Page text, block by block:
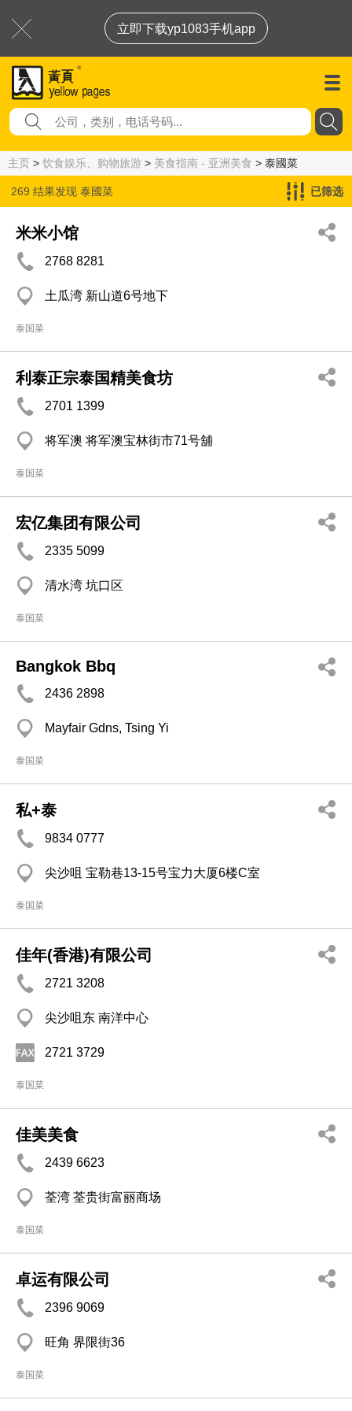
立即下载yp1083手机app
主页 > 饮食娱乐、购物旅游 > 美食指南 - 亚洲美食 > 泰國菜
269 结果发现 泰國菜 已筛选
米米小馆
2768 8281
土瓜湾 新山道6号地下
泰国菜
利泰正宗泰国精美食坊
2701 1399
将军澳 将军澳宝林街市71号舖
泰国菜
宏亿集团有限公司
2335 5099
清水湾 坑口区
泰国菜
Bangkok Bbq
2436 2898
Mayfair Gdns, Tsing Yi
泰国菜
私+泰
9834 0777
尖沙咀 宝勒巷13-15号宝力大厦6楼C室
泰国菜
佳年(香港)有限公司
2721 3208
尖沙咀东 南洋中心
2721 3729
泰国菜
佳美美食
2439 6623
荃湾 荃贵街富丽商场
泰国菜
卓运有限公司
2396 9069
旺角 界限街36
泰国菜